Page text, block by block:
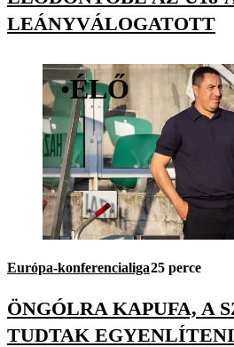
LEÁNYVÁLOGATOTT
•ÉLŐ
Európa-konferencialiga25 perce
ÖNGÓLRA KAPUFA, A
TUDTAK